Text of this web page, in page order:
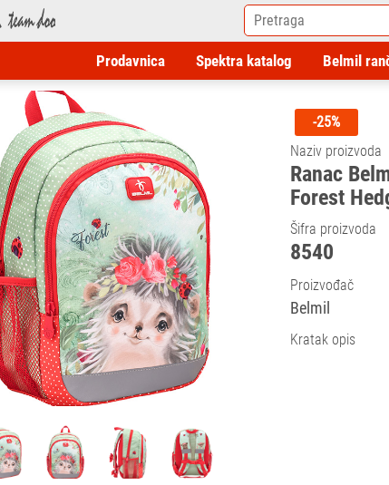
Prodavnica Spektra katalog Belmil
-25%
Naziv proizvoda
Ranac
Forest
Šifra proizvoda
8540
Proizvođač
Belmil
Kratak opis